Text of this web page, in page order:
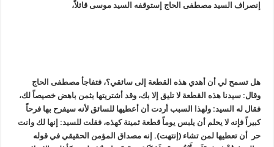
إنصراف السيد مصطفى الحاج إستوقفه السيد موسى قائلاً،
هل تسمح لي أن أهدي هذه القطعة إلى سائقي؟، فتفاجأ مصطفى الحاج
وقال: سيدنا هذه القطعة لا تليق إلا بك، وقد أشتريتها بثمن باهض خصيصاً لك،
فقال له السيد: ولهذا السبب أردت أن أعطيها للسائق لأنه سيفرح بها فرحاً
كبيراً فإنه لا يحلم أن يلبس يوماً قطعة ثمينة كهذه، فقلت للسيد: إنها لك وانت
حر أن تعطيها لمن تشاء (إنتهت). إنه مصداق المؤمن الحقيقي في قوله